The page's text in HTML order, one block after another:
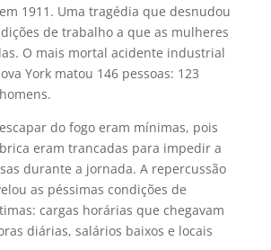
1911. Uma tragédia que desnudou
de trabalho a que as mulheres
O mais mortal acidente industrial
York matou 146 pessoas: 123
do fogo eram mínimas, pois
eram trancadas para impedir a
durante a jornada. A repercussão
as péssimas condições de
cargas horárias que chegavam
diárias, salários baixos e locais